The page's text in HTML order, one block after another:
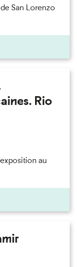
San Lorenzo
Rio
au